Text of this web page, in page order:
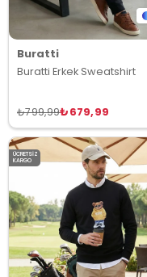
Buratti
Buratti Erkek Sweatshirt
₺679,99
₺799,99
ÜCRETSIZ
KARGO